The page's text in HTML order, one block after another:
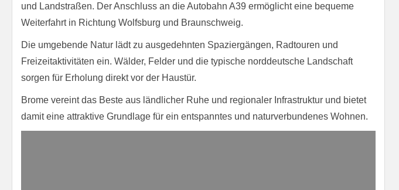
und Landstraßen. Der Anschluss an die Autobahn A39 ermöglicht eine bequeme
Weiterfahrt in Richtung Wolfsburg und Braunschweig.
Die umgebende Natur lädt zu ausgedehnten Spaziergängen, Radtouren und
Freizeitaktivitäten ein. Wälder, Felder und die typische norddeutsche Landschaft
sorgen für Erholung direkt vor der Haustür.
Brome vereint das Beste aus ländlicher Ruhe und regionaler Infrastruktur und bietet
damit eine attraktive Grundlage für ein entspanntes und naturverbundenes Wohnen.